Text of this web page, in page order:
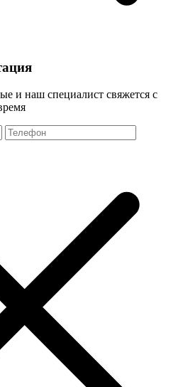
и наш специалист свяжется с